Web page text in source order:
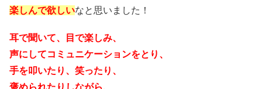
楽しんで欲しいなと思いました！
耳で聞いて、目で楽しみ、
声にしてコミュニケーションをとり、
手を叩いたり、笑ったり、
褒められたりしながら、